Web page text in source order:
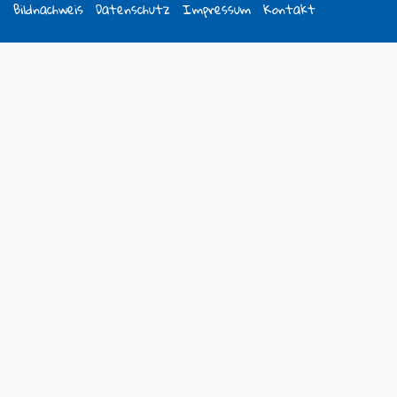
Bildnachweis Datenschutz Impressum Kontakt